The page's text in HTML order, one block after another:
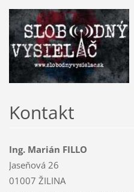
Kontakt
Ing. Marián FILLO
Jaseňová 26
01007 ŽILINA